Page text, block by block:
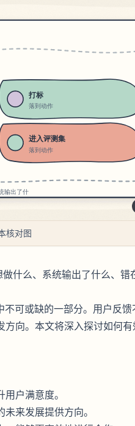
核对图
什么、系统输出了什么、错
可或缺的一部分。用户反馈
向。本文将深入探讨如何
户满意度。
来发展提供方向。